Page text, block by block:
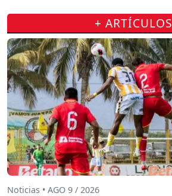
+ ARTÍCULOS
Noticias • AGO 9 / 2026